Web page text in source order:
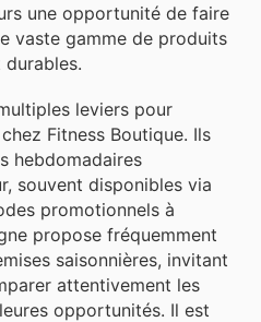
une opportunité de faire
vaste gamme de produits
leviers pour
Fitness Boutique. Ils
hebdomadaires
souvent disponibles via
promotionnels à
propose fréquemment
saisonnières, invitant
attentivement les
opportunités. Il est